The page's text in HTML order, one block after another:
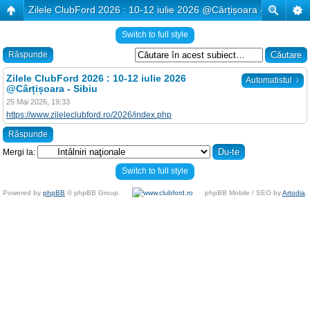
Zilele ClubFord 2026 : 10-12 iulie 2026 @Cârțișoara - Sibiu
Switch to full style
Răspunde
Automatistul ↓
Zilele ClubFord 2026 : 10-12 iulie 2026
@Cârțișoara - Sibiu
25 Mai 2026, 19:33
https://www.zileleclubford.ro/2026/index.php
Răspunde
Mergi la:
Switch to full style
Powered by phpBB © phpBB Group. phpBB Mobile / SEO byArtodia